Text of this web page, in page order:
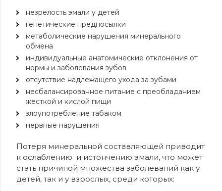
незрелость эмали у детей
генетические предпосылки
метаболические нарушения минерального
обмена
индивидуальные анатомические отклонения от
нормы и заболевания зубов
отсутствие надлежащего ухода за зубами
несбалансированное питание с преобладанием
жесткой и кислой пищи
злоупотребление табаком
нервные нарушения
Потеря минеральной составляющей приводит
к ослаблению и истончению эмали, что может
стать причиной множества заболеваний как у
детей, так и у взрослых, среди которых: